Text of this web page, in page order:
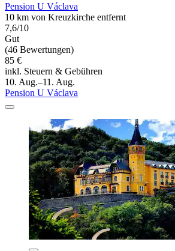
Pension U Václava
10 km von Kreuzkirche entfernt
7,6/10
Gut
(46 Bewertungen)
85 €
inkl. Steuern & Gebühren
10. Aug.–11. Aug.
Pension U Václava